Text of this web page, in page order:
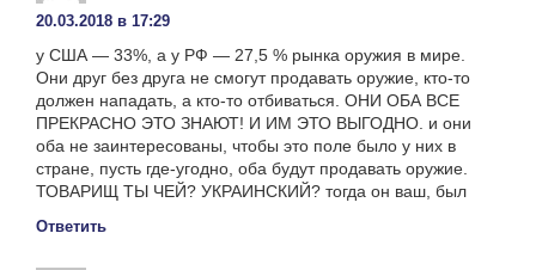
20.03.2018 в 17:29
у США — 33%, а у РФ — 27,5 % рынка оружия в мире.
Они друг без друга не смогут продавать оружие, кто-то
должен нападать, а кто-то отбиваться. ОНИ ОБА ВСЕ
ПРЕКРАСНО ЭТО ЗНАЮТ! И ИМ ЭТО ВЫГОДНО. и они
оба не заинтересованы, чтобы это поле было у них в
стране, пусть где-угодно, оба будут продавать оружие.
ТОВАРИЩ ТЫ ЧЕЙ? УКРАИНСКИЙ? тогда он ваш, был
Ответить